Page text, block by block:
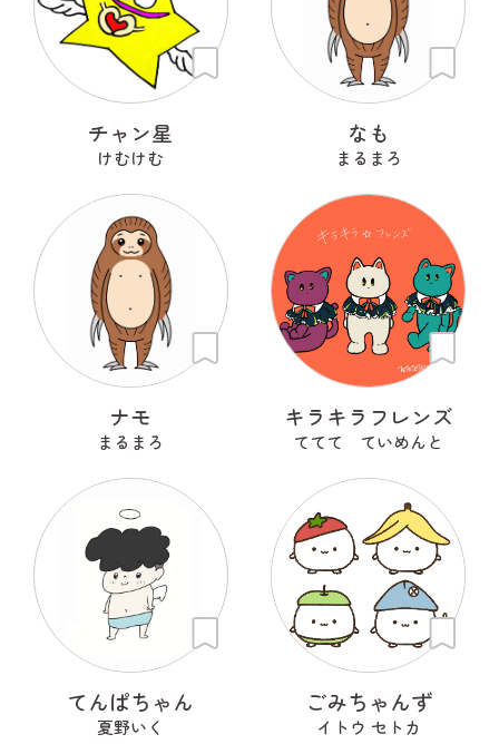
チャン星
けむけむ
なも
まるまろ
ナモ
まるまろ
キラキラフレンズ
ててて ていめんと
てんぱちゃん
夏野いく
ごみちゃんず
イトウ セトカ